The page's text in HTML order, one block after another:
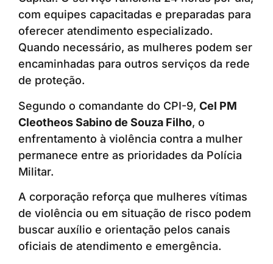
com equipes capacitadas e preparadas para
oferecer atendimento especializado.
Quando necessário, as mulheres podem ser
encaminhadas para outros serviços da rede
de proteção.
Segundo o comandante do CPI-9, Cel PM
Cleotheos Sabino de Souza Filho, o
enfrentamento à violência contra a mulher
permanece entre as prioridades da Polícia
Militar.
A corporação reforça que mulheres vítimas
de violência ou em situação de risco podem
buscar auxílio e orientação pelos canais
oficiais de atendimento e emergência.